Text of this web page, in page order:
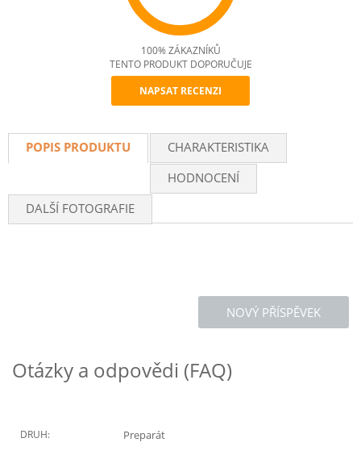
Recommend
100% ZÁKAZNÍKŮ
TENTO PRODUKT DOPORUČUJE
NAPSAT RECENZI
POPIS PRODUKTU
CHARAKTERISTIKA
HODNOCENÍ
DALŠÍ FOTOGRAFIE
NOVÝ PŘÍSPĚVEK
Otázky a odpovědi (FAQ)
DRUH: Preparát